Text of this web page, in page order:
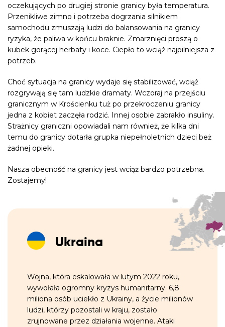
Ukraina
Wojna, która eskalowała w lutym 2022 roku,
wywołała ogromny kryzys humanitarny. 6,8
miliona osób uciekło z Ukrainy, a życie milionów
ludzi, którzy pozostali w kraju, zostało
zrujnowane przez działania wojenne. Ataki
oczekujących po drugiej stronie granicy była temperatura.
Przenikliwe zimno i potrzeba dogrzania silnikiem
samochodu zmuszają ludzi do balansowania na granicy
ryzyka, że paliwa w końcu braknie. Zmarznięci proszą o
kubek gorącej herbaty i koce. Ciepło to wciąż najpilniejsza z
potrzeb.
Choć sytuacja na granicy wydaje się stabilizować, wciąż
rozgrywają się tam ludzkie dramaty. Wczoraj na przejściu
granicznym w Krościenku tuż po przekroczeniu granicy
jedna z kobiet zaczęła rodzić. Innej osobie zabrakło insuliny.
Strażnicy graniczni opowiadali nam również, że kilka dni
temu do granicy dotarła grupka niepełnoletnich dzieci beż
żadnej opieki.
Nasza obecność na granicy jest wciąż bardzo potrzebna.
Zostajemy!